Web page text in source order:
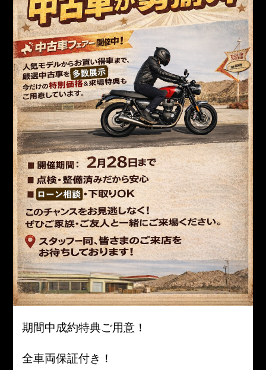
期間中成約特典ご用意！
全車両保証付き！